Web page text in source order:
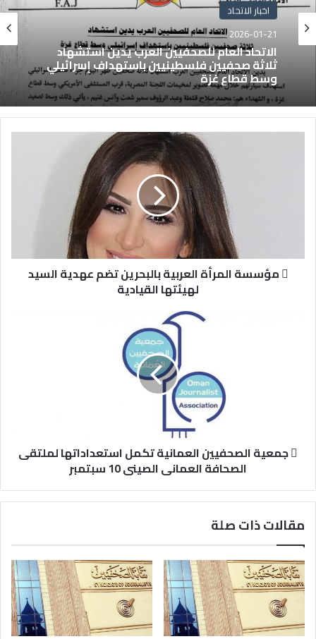
اخبار الاتحاد
2026-01-21
الاتحاد العام للصحفيين العرب يدين استشهاد
ثلاثة صحفيين فلسطينيين باستهداف إسرائيلي
وسط قطاع غزة
 مؤسسة المرأة العربية بالبحرين تضم عهدية السيد
لهيئتها القيادية
 جمعية الصحفيين العمانية تكمل استعداداتها لملتقى
الصحافة العمانى الصينى 10 سبتمبر
مقالات ذات صلة